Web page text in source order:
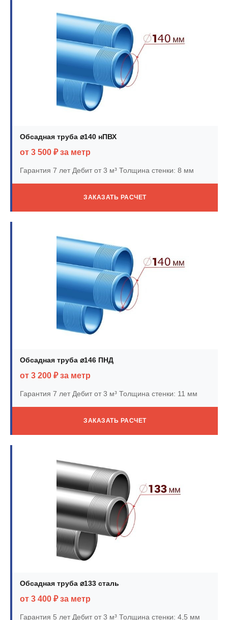
Обсадная труба ⌀140 нПВХ
от 3 500 ₽ за метр
Гарантия 7 летДебит от 3 м³ Толщина стенки: 8 мм
ЗАКАЗАТЬ РАСЧЕТ
Обсадная труба ⌀146 ПНД
от 3 200 ₽ за метр
Гарантия 7 летДебит от 3 м³ Толщина стенки: 11 мм
ЗАКАЗАТЬ РАСЧЕТ
Обсадная труба ⌀133 сталь
от 3 400 ₽ за метр
Гарантия 5 летДебит от 3 м³ Толщина стенки: 4,5 мм